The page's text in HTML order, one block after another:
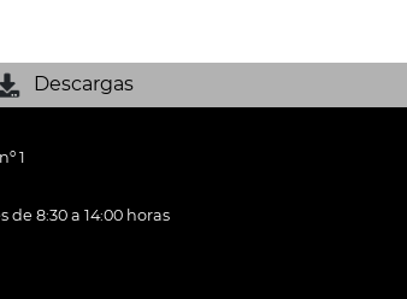
Descargas
1
de 8:30 a 14:00 horas